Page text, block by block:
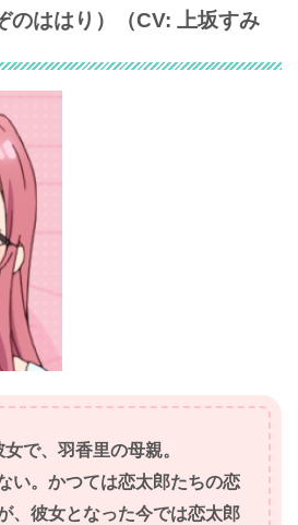
のははり ）（CV: 上坂すみ
で、羽香里の母親。
い。かつては恋太郎たちの恋
、彼女となった今では恋太郎